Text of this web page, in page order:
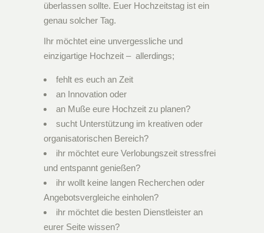
überlassen sollte. Euer Hochzeitstag ist ein
genau solcher Tag.
Ihr möchtet eine unvergessliche und
einzigartige Hochzeit – allerdings;
fehlt es euch an Zeit
an Innovation oder
an Muße eure Hochzeit zu planen?
sucht Unterstützung im kreativen oder
organisatorischen Bereich?
ihr möchtet eure Verlobungszeit stressfrei
und entspannt genießen?
ihr wollt keine langen Recherchen oder
Angebotsvergleiche einholen?
ihr möchtet die besten Dienstleister an
eurer Seite wissen?